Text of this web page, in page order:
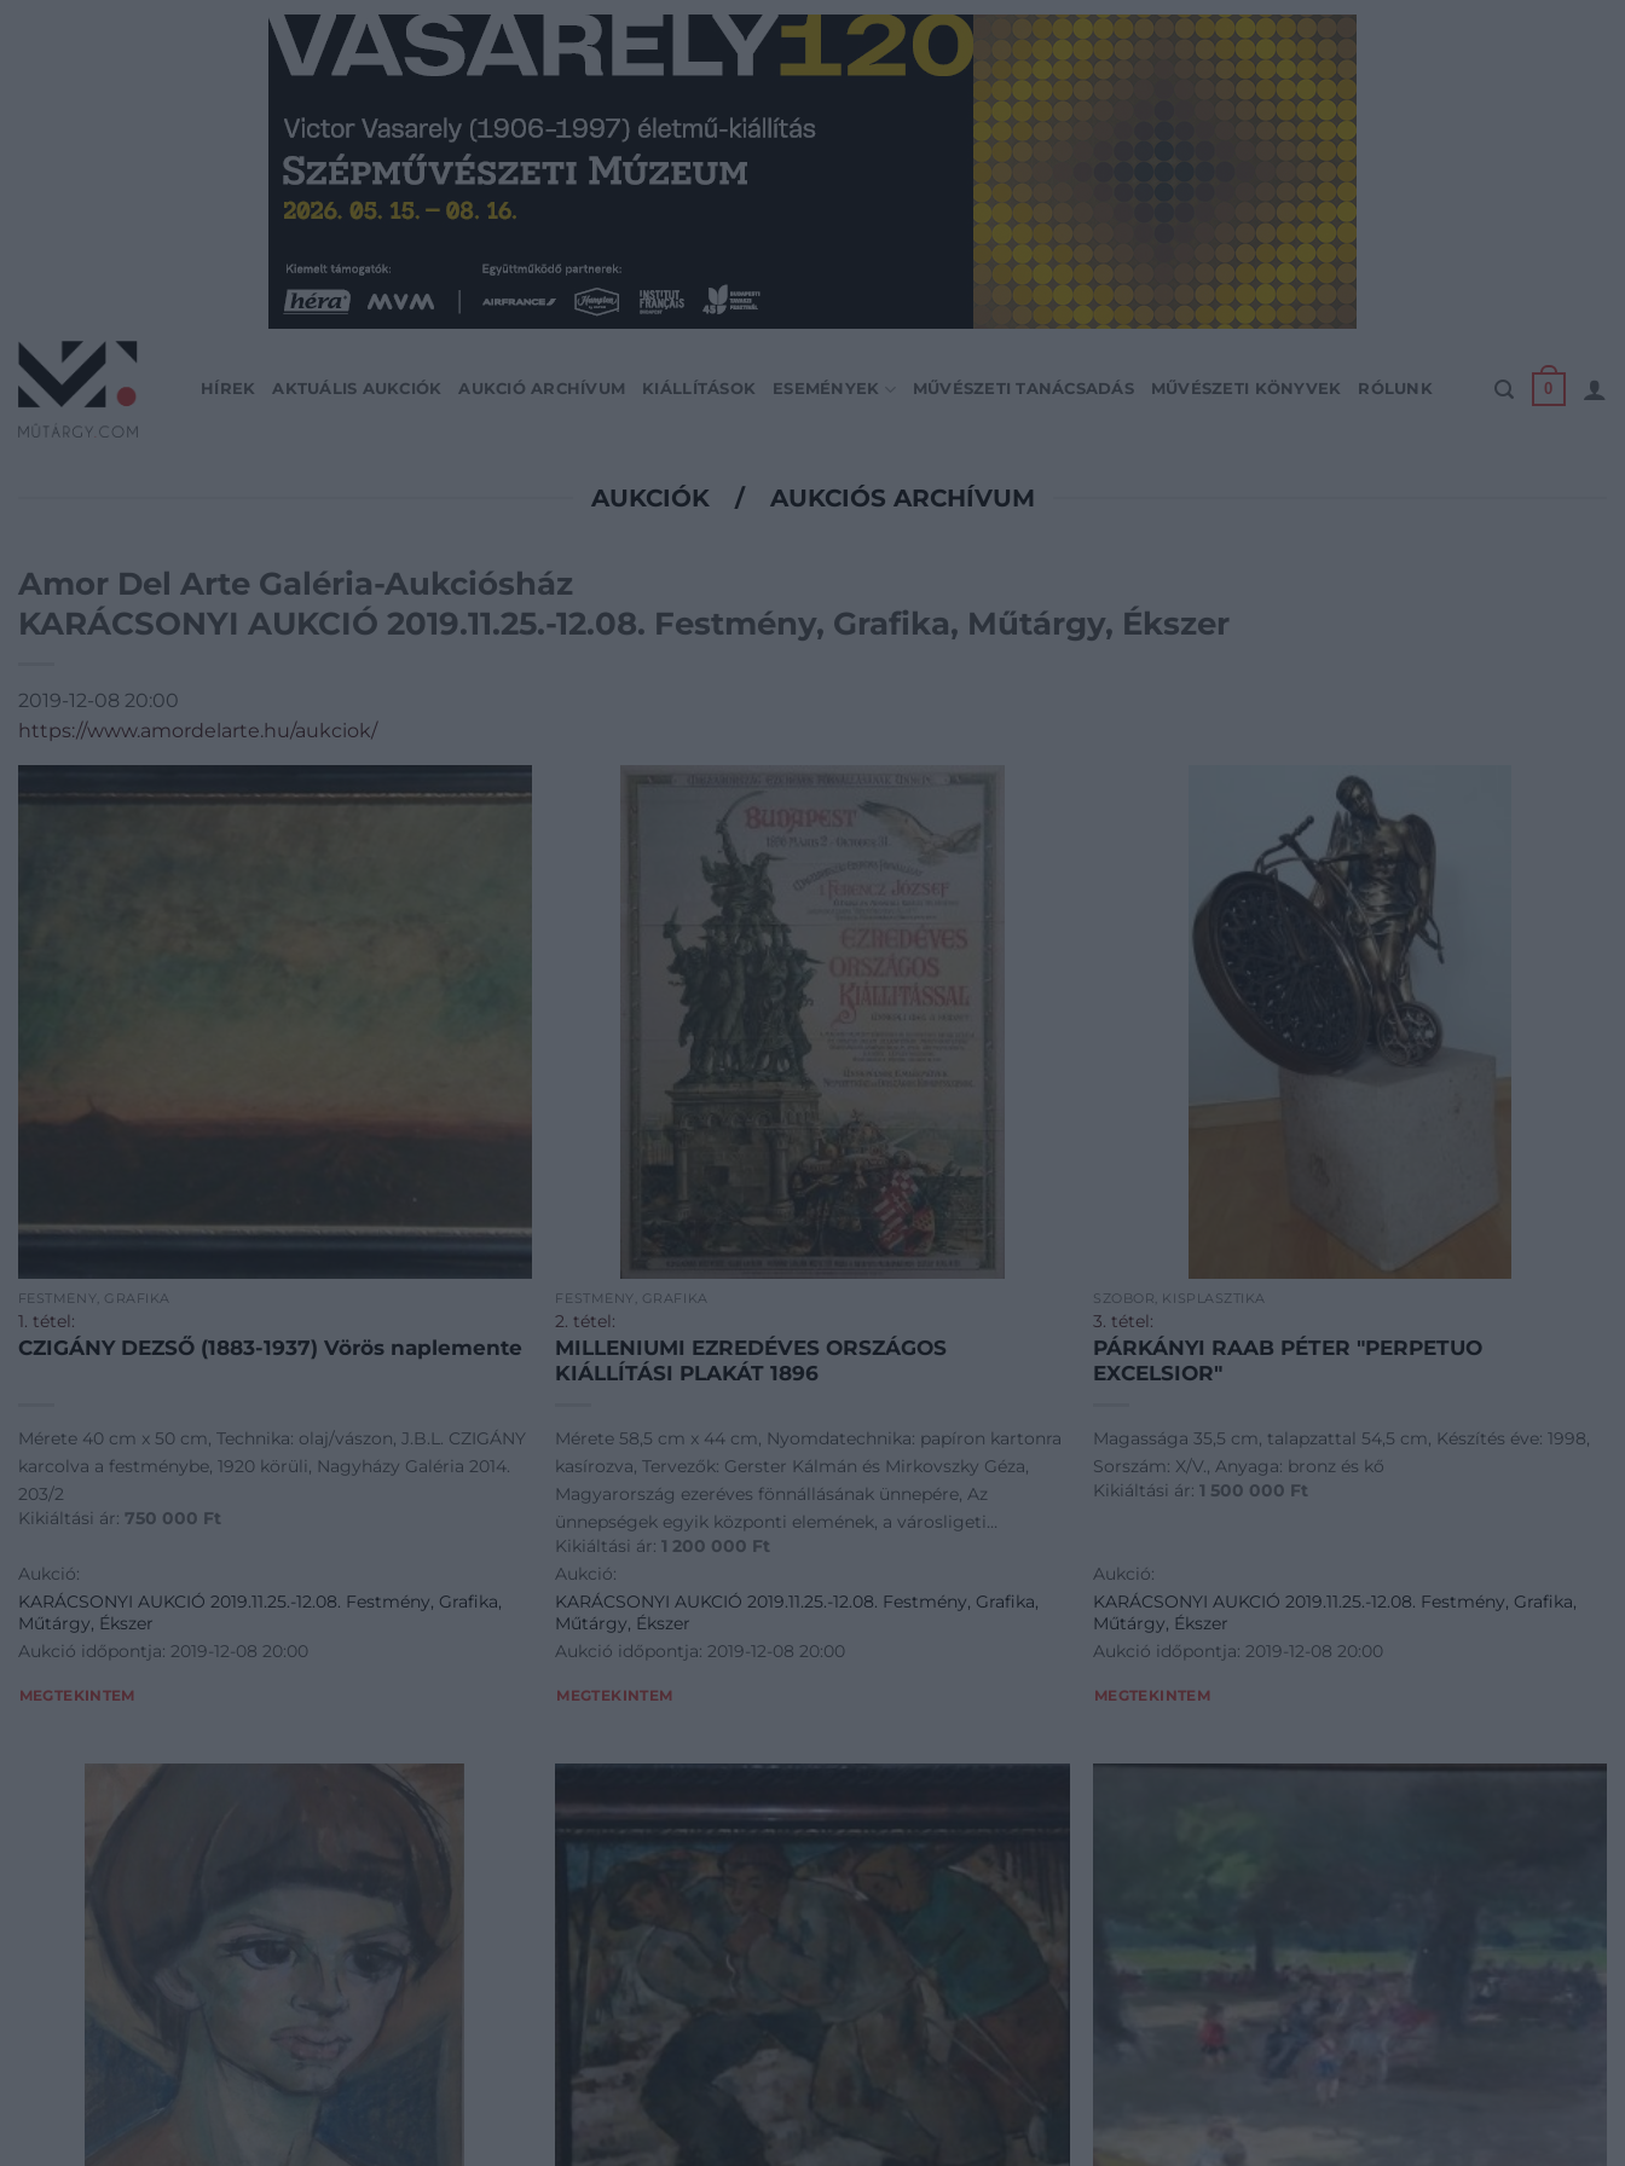
HÍREK AKTUÁLIS AUKCIÓK AUKCIÓ ARCHÍVUM KIÁLLÍTÁSOK ESEMÉNYEK MŰVÉSZETI TANÁCSADÁS MŰVÉSZETI KÖNYVEK RÓLUNK 0
AUKCIÓK / AUKCIÓS ARCHÍVUM
Amor Del Arte Galéria-Aukciósház
KARÁCSONYI AUKCIÓ 2019.11.25.-12.08. Festmény, Grafika, Műtárgy, Ékszer
2019-12-08 20:00
https://www.amordelarte.hu/aukciok/
FESTMÉNY, GRAFIKA
1. tétel:
CZIGÁNY DEZSŐ (1883-1937) Vörös naplemente
Mérete 40 cm x 50 cm, Technika: olaj/vászon, J.B.L. CZIGÁNY
karcolva a festménybe, 1920 körüli, Nagyházy Galéria 2014.
203/2
Kikiáltási ár: 750 000 Ft
Aukció:
KARÁCSONYI AUKCIÓ 2019.11.25.-12.08. Festmény, Grafika,
Műtárgy, Ékszer
Aukció időpontja: 2019-12-08 20:00
MEGTEKINTEM
FESTMÉNY, GRAFIKA
2. tétel:
MILLENIUMI EZREDÉVES ORSZÁGOS
KIÁLLÍTÁSI PLAKÁT 1896
Mérete 58,5 cm x 44 cm, Nyomdatechnika: papíron kartonra
kasírozva, Tervezők: Gerster Kálmán és Mirkovszky Géza,
Magyarország ezeréves fönnállásának ünnepére, Az
ünnepségek egyik központi elemének, a városligeti
(budapesti) kiállításnak a hivatalos plaká
Kikiáltási ár:1 200 000 Ft
Aukció:
KARÁCSONYI AUKCIÓ 2019.11.25.-12.08. Festmény, Grafika,
Műtárgy, Ékszer
Aukció időpontja: 2019-12-08 20:00
MEGTEKINTEM
SZOBOR, KISPLASZTIKA
3. tétel:
PÁRKÁNYI RAAB PÉTER "PERPETUO
EXCELSIOR"
Magassága 35,5 cm, talapzattal 54,5 cm, Készítés éve: 1998,
Sorszám: X/V., Anyaga: bronz és kő
Kikiáltási ár:1 500 000 Ft
Aukció:
KARÁCSONYI AUKCIÓ 2019.11.25.-12.08. Festmény, Grafika,
Műtárgy, Ékszer
Aukció időpontja: 2019-12-08 20:00
MEGTEKINTEM